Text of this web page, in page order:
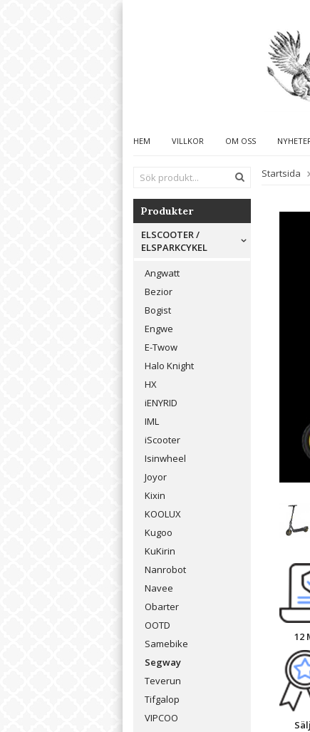
HEM VILLKOR OM OSS
Produkter
ELSCOOTER /
ELSPARKCYKEL
Angwatt
Bezior
Bogist
Engwe
E-Twow
Halo Knight
HX
iENYRID
IML
iScooter
Isinwheel
Joyor
Kixin
KOOLUX
Kugoo
KuKirin
Nanrobot
Navee
Obarter
OOTD
Samebike
Segway
Teverun
Tifgalop
VIPCOO
Startsida
12